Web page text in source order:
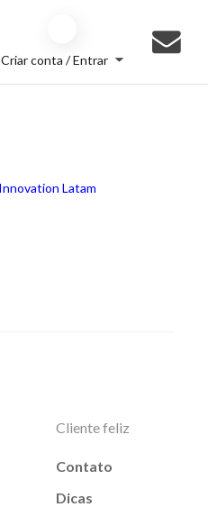
Criar conta / Entrar
Cliente feliz
Contato
Dicas